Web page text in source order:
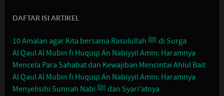
DAFTAR ISI ARTIKEL
10 Amalan agar Kita bersama Rasulullah ﷺ di Surga
Al Qaul Al Mubin fi Huquqi An Nabiyyil Amin: Haramnya
Mencela Para Sahabat dan Kewajiban Mencintai Ahlul Bait
Al Qaul Al Mubin fi Huquqi An Nabiyyil Amin: Haramnya
Menyelisihi Sunnah Nabi ﷺ dan Syari'atnya